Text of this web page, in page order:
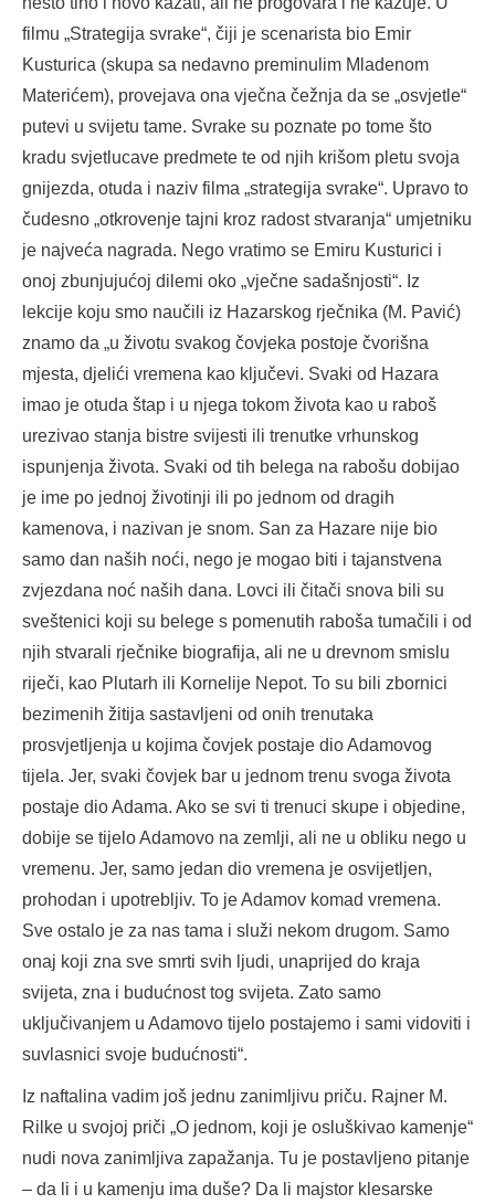
filmu „Strategija svrake“, čiji je scenarista bio Emir
Kusturica (skupa sa nedavno preminulim Mladenom
Materićem), provejava ona vječna čežnja da se „osvjetle“
putevi u svijetu tame. Svrake su poznate po tome što
kradu svjetlucave predmete te od njih krišom pletu svoja
gnijezda, otuda i naziv filma „strategija svrake“. Upravo to
čudesno „otkrovenje tajni kroz radost stvaranja“ umjetniku
je najveća nagrada. Nego vratimo se Emiru Kusturici i
onoj zbunjujućoj dilemi oko „vječne sadašnjosti“. Iz
lekcije koju smo naučili iz Hazarskog rječnika (M. Pavić)
znamo da „u životu svakog čovjeka postoje čvorišna
mjesta, djelići vremena kao ključevi. Svaki od Hazara
imao je otuda štap i u njega tokom života kao u raboš
urezivao stanja bistre svijesti ili trenutke vrhunskog
ispunjenja života. Svaki od tih belega na rabošu dobijao
je ime po jednoj životinji ili po jednom od dragih
kamenova, i nazivan je snom. San za Hazare nije bio
samo dan naših noći, nego je mogao biti i tajanstvena
zvjezdana noć naših dana. Lovci ili čitači snova bili su
sveštenici koji su belege s pomenutih raboša tumačili i od
njih stvarali rječnike biografija, ali ne u drevnom smislu
riječi, kao Plutarh ili Kornelije Nepot. To su bili zbornici
bezimenih žitija sastavljeni od onih trenutaka
prosvjetljenja u kojima čovjek postaje dio Adamovog
tijela. Jer, svaki čovjek bar u jednom trenu svoga života
postaje dio Adama. Ako se svi ti trenuci skupe i objedine,
dobije se tijelo Adamovo na zemlji, ali ne u obliku nego u
vremenu. Jer, samo jedan dio vremena je osvijetljen,
prohodan i upotrebljiv. To je Adamov komad vremena.
Sve ostalo je za nas tama i služi nekom drugom. Samo
onaj koji zna sve smrti svih ljudi, unaprijed do kraja
svijeta, zna i budućnost tog svijeta. Zato samo
uključivanjem u Adamovo tijelo postajemo i sami vidoviti i
suvlasnici svoje budućnosti“.
Iz naftalina vadim još jednu zanimljivu priču. Rajner M.
Rilke u svojoj priči „O jednom, koji je osluškivao kamenje“
nudi nova zanimljiva zapažanja. Tu je postavljeno pitanje
– da li i u kamenju ima duše? Da li majstor klesarske